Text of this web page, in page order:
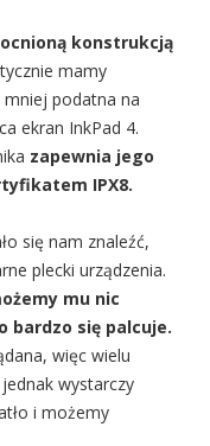
konstrukcją
mamy
podatna na
ekran InkPad 4.
zapewnia jego
IPX8.
się nam znaleźć,
plecki urządzenia.
mu nic
bardzo się palcuje.
więc wielu
wystarczy
i możemy